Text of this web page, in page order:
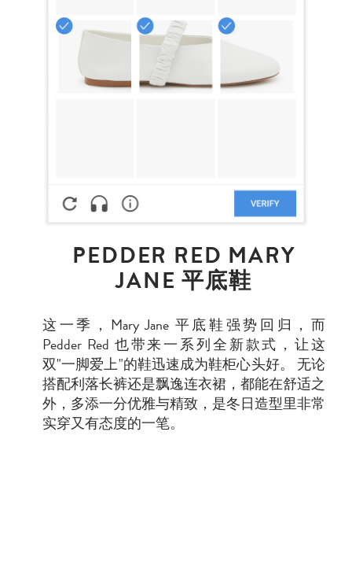
PEDDER RED MARY
JANE 平底鞋
这一季，Mary Jane 平底鞋强势回归，而
Pedder Red 也带来一系列全新款式，让这
双"一脚爱上"的鞋迅速成为鞋柜心头好。 无论
搭配利落长裤还是飘逸连衣裙，都能在舒适之
外，多添一分优雅与精致，是冬日造型里非常
实穿又有态度的一笔。